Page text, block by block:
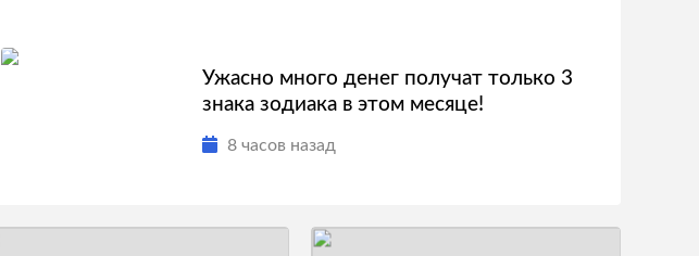
Ужасно много денег получат только 3
знака зодиака в этом месяце!
8 часов назад